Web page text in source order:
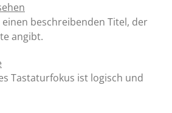
einen beschreibenden Titel, der
angibt.
Tastaturfokus ist logisch und